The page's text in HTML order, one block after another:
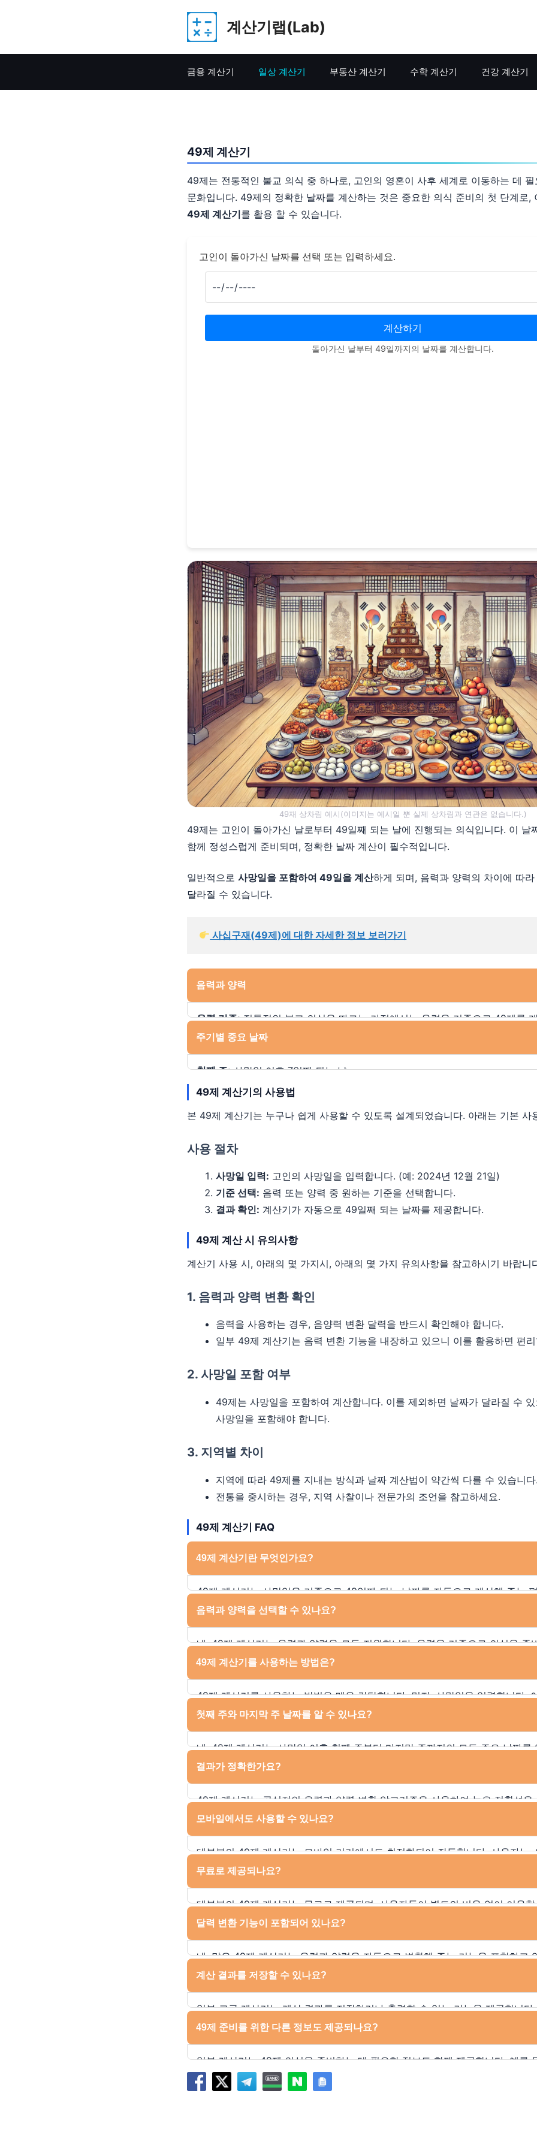
계산기랩(Lab)
금융 계산기 일상 계산기 부동산 계산기 수학 계산기 건강 계산기
49제 계산기
49제는 전통적인 불교 의식 중 하나로, 고인의 영혼이 사후 세계로 이동하는 데
문화입니다. 49제의 정확한 날짜를 계산하는 것은 중요한 의식 준비의 첫 단계로,
49제 계산기를 활용 할 수 있습니다.
고인이 돌아가신 날짜를 선택 또는 입력하세요.
계산하기
돌아가신 날부터 49일까지의 날짜를 계산합니다.
49재 상차림 예시(이미지는 예시일 뿐 실제 상차림과 연관은 없습니다.)
49제는 고인이 돌아가신 날로부터 49일째 되는 날에 진행되는 의식입니다. 이 날
함께 정성스럽게 준비되며, 정확한 날짜 계산이 필수적입니다.
일반적으로 사망일을 포함하여 49일을 계산하게 되며, 음력과 양력의 차이에 따라
달라질 수 있습니다.
사십구재(49제)에 대한 자세한 정보 보러가기
음력과 양력
음력 기준:전통적인 불교 의식을 따르는 가정에서는 음력을 기준으로 49제를
경우에는 달력 변환이 필요합니다.
주기별 중요 날짜
첫째 주:사망일 이후 7일째 되는 날.
49제 계산기의 사용법
본 49제 계산기는 누구나 쉽게 사용할 수 있도록 설계되었습니다. 아래는 기본 사
사용 절차
사망일 입력: 고인의 사망일을 입력합니다. (예: 2024년 12월 21일)
기준 선택: 음력 또는 양력 중 원하는 기준을 선택합니다.
결과 확인: 계산기가 자동으로 49일째 되는 날짜를 제공합니다.
49제 계산 시 유의사항
계산기 사용 시, 아래의 몇 가지시, 아래의 몇 가지 유의사항을 참고하시기 바랍니
1. 음력과 양력 변환 확인
음력을 사용하는 경우, 음양력 변환 달력을 반드시 확인해야 합니다.
일부 49제 계산기는 음력 변환 기능을 내장하고 있으니 이를 활용하면 편
2. 사망일 포함 여부
49제는 사망일을 포함하여 계산합니다. 이를 제외하면 날짜가 달라질 수
사망일을 포함해야 합니다.
3. 지역별 차이
지역에 따라 49제를 지내는 방식과 날짜 계산법이 약간씩 다를 수 있습니다.
전통을 중시하는 경우, 지역 사찰이나 전문가의 조언을 참고하세요.
49제 계산기 FAQ
49제 계산기란 무엇인가요?
49제 계산기는 사망일을 기준으로 49일째 되는 날짜를 자동으로 계산해 주는
도구입니다. 이 계산기는 음력과 양력 두 가지 기준을 모두 제공하며, 사용자는
선택하여 필요한 날짜를 쉽게 확인할 수 있습니다. 특히, 49제 의식을 준비하는
노력을 절약할 수 있어 많은 사람들이 활용하고 있습니다. 이 도구는 정확한 날
사용자들이 주요 의식 날짜를 놓치지 않도록 돕습니다. 또한, 계산 결과는 인쇄하
음력과 양력을 선택할 수 있나요?
네, 49제 계산기는 음력과 양력을 모두 지원합니다. 음력을 기준으로 의식을 준
많기 때문에 음력 계산 기능은 특히 중요합니다. 동시에, 현대적인 달력 기준인
사용자도 많아 양력 변환 기능도 제공됩니다. 사용자는 사망일을 입력하고 음력
선택하면 계산 결과를 바로 확인할 수 있습니다. 이 기능은 두 달력 간의 변환
사용자들이 정확하고 신뢰할 수 있는 결과를 얻을 수 있도록 설계되었습니다.
49제 계산기를 사용하는 방법은?
49제 계산기를 사용하는 방법은 매우 간단합니다. 먼저, 사망일을 입력합니다.
대개 ‘YYYY-MM-DD’ 형식을 따릅니다. 이후 음력 또는 양력을 선택한 뒤 계산
49일째 되는 날짜와 주요 의식 날짜들이 화면에 표시됩니다. 일부 고급 계산기
주 등 주기별로 중요한 날짜를 자동으로 계산해 주기도 하며, 이를 통해 의식 준
할 수 있습니다. 이 과정은 매우 직관적이며, 기술적인 지식이 없어도 쉽게 사용
첫째 주와 마지막 주 날짜를 알 수 있나요?
네, 49제 계산기는 사망일 이후 첫째 주부터 마지막 주까지의 모든 주요 날짜를
주는 일반적으로 사망일 후 7일째 되는 날을 의미하며, 마지막 주는 49일째 되는
가리킵니다. 이 날짜들은 불교 의식에서 중요한 의미를 가지기 때문에 빠뜨리지
것이 중요합니다. 이러한 기능은 유족들이 날짜를 정확히 파악하고 준비할 수
결과가 정확한가요?
49제 계산기는 공식적인 음력과 양력 변환 알고리즘을 사용하여 높은 정확성을
계산기는 사용자가 입력한 날짜를 바탕으로 자동으로 결과를 생성하며, 복잡한
대신해 줍니다. 그러나 중요한 의식을 준비하는 경우, 결과를 전문가와 한 번 더
좋습니다. 이는 계산 오류로 인해 발생할 수 있는 불편을 방지하고, 의식을 완벽
도움이 됩니다.
모바일에서도 사용할 수 있나요?
대부분의 49제 계산기는 모바일 기기에서도 최적화되어 작동합니다. 사용자는
태블릿을 통해 계산기에 접속할 수 있으며, 언제 어디서나 간편하게 날짜를 확인
모바일 친화적인 인터페이스는 사용자 경험을 향상시키며, 특히 이동 중에도 의
확인해야 하는 경우에 매우 유용합니다.
무료로 제공되나요?
대부분의 49제 계산기는 무료로 제공되며, 사용자들이 별도의 비용 없이 이용
그러나 일부 프리미엄 계산기는 추가 기능이나 고급 설정을 제공하며, 이러한 기
제공될 수 있습니다. 무료 버전에서도 기본적인 날짜 계산 기능은 충분히 제공
사용자들에게 적합합니다.
달력 변환 기능이 포함되어 있나요?
네, 많은 49제 계산기는 음력과 양력을 자동으로 변환해 주는 기능을 포함하고
사용자가 사망일을 입력할 때 음력과 양력 중 어느 것이든 선택할 수 있도록 하
과정에서 발생할 수 있는 혼동을 최소화합니다. 사용자는 결과를 확인하며 의식
진행할 수 있습니다.
계산 결과를 저장할 수 있나요?
일부 고급 계산기는 계산 결과를 저장하거나 출력할 수 있는 기능을 제공합니다
결과를 가족이나 의식 준비를 담당하는 다른 사람들과 공유할 때 매우 유용합니
저장하면 나중에 쉽게 참조할 수 있어 편리합니다.
49제 준비를 위한 다른 정보도 제공되나요?
일부 계산기는 49제 의식을 준비하는 데 필요한 정보도 함께 제공합니다. 예를
준비물 목록, 의식 절차, 관련 기도문 등을 제공하여 사용자가 전 과정을 원활히
돕습니다. 이는 특히 49제를 처음 준비하는 유족들에게 큰 도움이 됩니다.